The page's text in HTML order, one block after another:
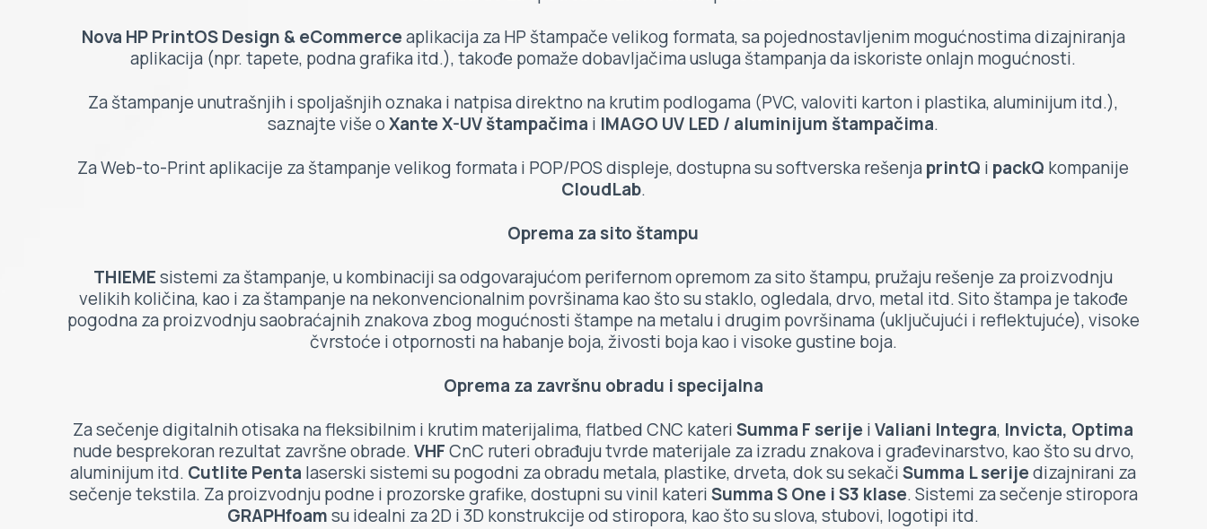
Nova HP PrintOS Design & eCommerceaplikacija za HP štampače velikog formata, sa pojednostavljenim mogućnostima dizajniranja
aplikacija (npr. tapete, podna grafika itd.), takođe pomaže dobavljačima usluga štampanja da iskoriste onlajn mogućnosti.
Za štampanje unutrašnjih i spoljašnjih oznaka i natpisa direktno na krutim podlogama (PVC, valoviti karton i plastika, aluminijum itd.),
saznajte više oXante X-UV štampačima i IMAGO UV LED / aluminijum štampačima.
Za Web-to-Print aplikacije za štampanje velikog formata i POP/POS displeje, dostupna su softverska rešenjaprintQ i packQ kompanije
CloudLab.
Oprema za sito štampu
THIEMEsistemi za štampanje, u kombinaciji sa odgovarajućom perifernom opremom za sito štampu, pružaju rešenje za proizvodnju
velikih količina, kao i za štampanje na nekonvencionalnim površinama kao što su staklo, ogledala, drvo, metal itd. Sito štampa je takođe
pogodna za proizvodnju saobraćajnih znakova zbog mogućnosti štampe na metalu i drugim površinama (uključujući i reflektujuće), visoke
čvrstoće i otpornosti na habanje boja, živosti boja kao i visoke gustine boja.
Oprema za završnu obradu i specijalna
Za sečenje digitalnih otisaka na fleksibilnim i krutim materijalima, flatbed CNC kateriSumma F serije iValiani Integra, Invicta, Optima
nude besprekoran rezultat završne obrade.VHFCnC ruteri obrađuju tvrde materijale za izradu znakova i građevinarstvo, kao što su drvo,
aluminijum itd. Cutlite Penta laserski sistemi su pogodni za obradu metala, plastike, drveta, dok su sekačiSumma L serijedizajnirani za
sečenje tekstila. Za proizvodnju podne i prozorske grafike, dostupni su vinil kateriSumma S One i S3 klase. Sistemi za sečenje stiropora
GRAPHfoamsu idealni za 2D i 3D konstrukcije od stiropora, kao što su slova, stubovi, logotipi itd.